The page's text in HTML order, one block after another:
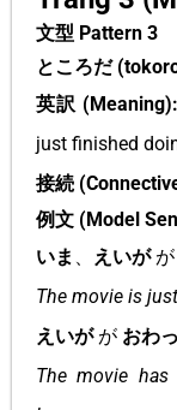
文型 Pattern 3
ところだ
英訳 (Meaning):
just finished
接続
例文 (Model
いま 、 えいがが
The movie is
えいがが おわ
The movie